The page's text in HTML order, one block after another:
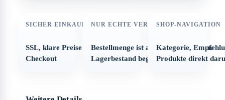
SICHER EINKAUFEN
SSL, klare Preise und strukturierter
Checkout
NUR ECHTE VERFÜGBARKEIT
Bestellmenge ist automatisch auf den
Lagerbestand begrenzt
SHOP-NAVIGATION
Kategorie,
Produkte direkt